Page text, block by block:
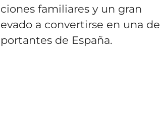
familiares y un gran
a convertirse en una de
de España.